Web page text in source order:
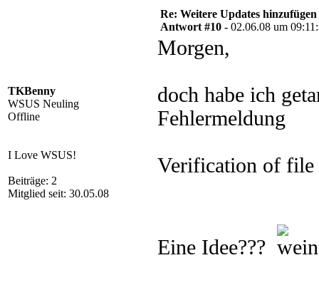
TKBenny
WSUS Neuling
Offline
I Love WSUS!
Beiträge: 2
Mitglied seit: 30.05.08
Re: Weitere Updates hinzufügen
Antwort #10 - 02.06.08 um
Morgen,
doch habe ich
Fehlermeldung
Verification of
Eine Idee???